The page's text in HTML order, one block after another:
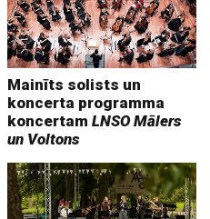
Mainīts solists un
koncerta programma
koncertamLNSO Mālers
un Voltons